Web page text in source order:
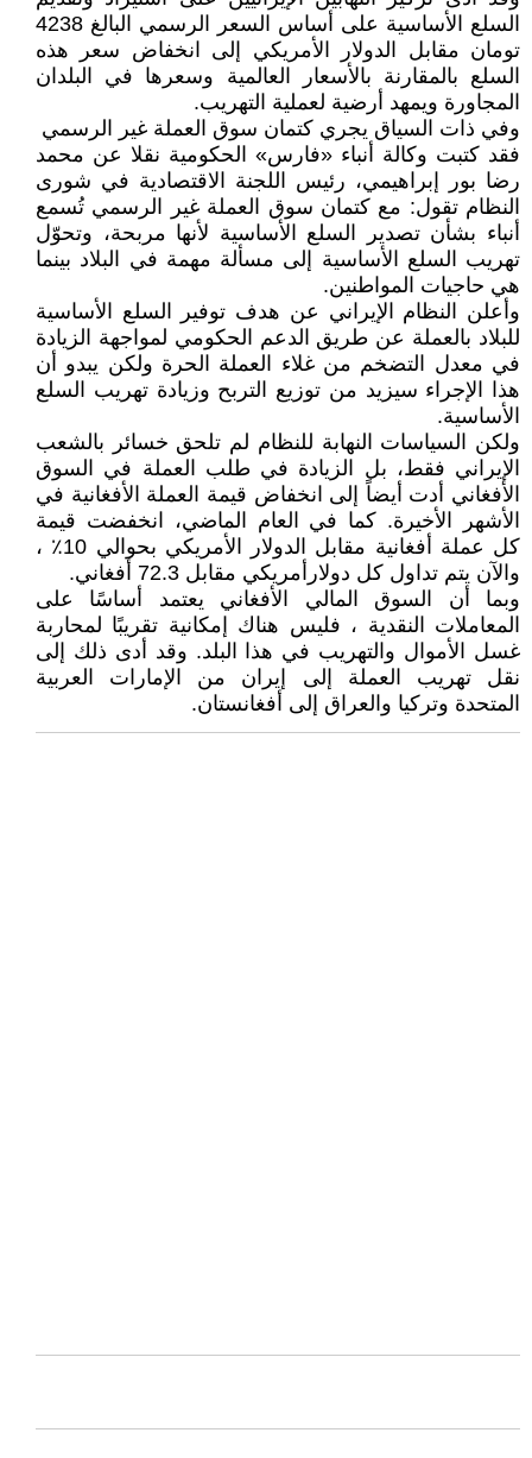
السلع الأساسية على أساس السعر الرسمي البالغ 4238
تومان مقابل الدولار الأمريكي إلى انخفاض سعر هذه
السلع بالمقارنة بالأسعار العالمية وسعرها في البلدان
المجاورة ويمهد أرضية لعملية التهريب.
وفي ذات السياق يجري كتمان سوق العملة غير الرسمي
فقد كتبت وكالة أنباء «فارس» الحكومية نقلا عن محمد
رضا بور إبراهيمي، رئيس اللجنة الاقتصادية في شورى
النظام تقول: مع كتمان سوق العملة غير الرسمي تُسمع
أنباء بشأن تصدير السلع الأساسية لأنها مربحة، وتحوّل
تهريب السلع الأساسية إلى مسألة مهمة في البلاد بينما
هي حاجيات المواطنين.
وأعلن النظام الإيراني عن هدف توفير السلع الأساسية
للبلاد بالعملة عن طريق الدعم الحكومي لمواجهة الزيادة
في معدل التضخم من غلاء العملة الحرة ولكن يبدو أن
هذا الإجراء سيزيد من توزيع التربح وزيادة تهريب السلع
الأساسية.
ولكن السياسات النهابة للنظام لم تلحق خسائر بالشعب
الإيراني فقط، بل الزيادة في طلب العملة في السوق
الأفغاني أدت أيضاً إلى انخفاض قيمة العملة الأفغانية في
الأشهر الأخيرة. كما في العام الماضي، انخفضت قيمة
كل عملة أفغانية مقابل الدولار الأمريكي بحوالي 10٪ ،
والآن يتم تداول كل دولارأمريكي مقابل 72.3 أفغاني.
وبما أن السوق المالي الأفغاني يعتمد أساسًا على
المعاملات النقدية ، فليس هناك إمكانية تقريبًا لمحاربة
غسل الأموال والتهريب في هذا البلد. وقد أدى ذلك إلى
نقل تهريب العملة إلى إيران من الإمارات العربية
المتحدة وتركيا والعراق إلى أفغانستان.